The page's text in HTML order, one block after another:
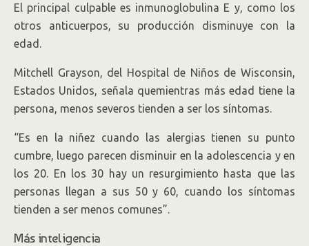
El principal culpable es inmunoglobulina E y, como los
otros anticuerpos, su producción disminuye con la
edad.
Mitchell Grayson, del Hospital de Niños de Wisconsin,
Estados Unidos, señala quemientras más edad tiene la
persona, menos severos tienden a ser los síntomas.
“Es en la niñez cuando las alergias tienen su punto
cumbre, luego parecen disminuir en la adolescencia y en
los 20. En los 30 hay un resurgimiento hasta que las
personas llegan a sus 50 y 60, cuando los síntomas
tienden a ser menos comunes”.
Más inteligencia